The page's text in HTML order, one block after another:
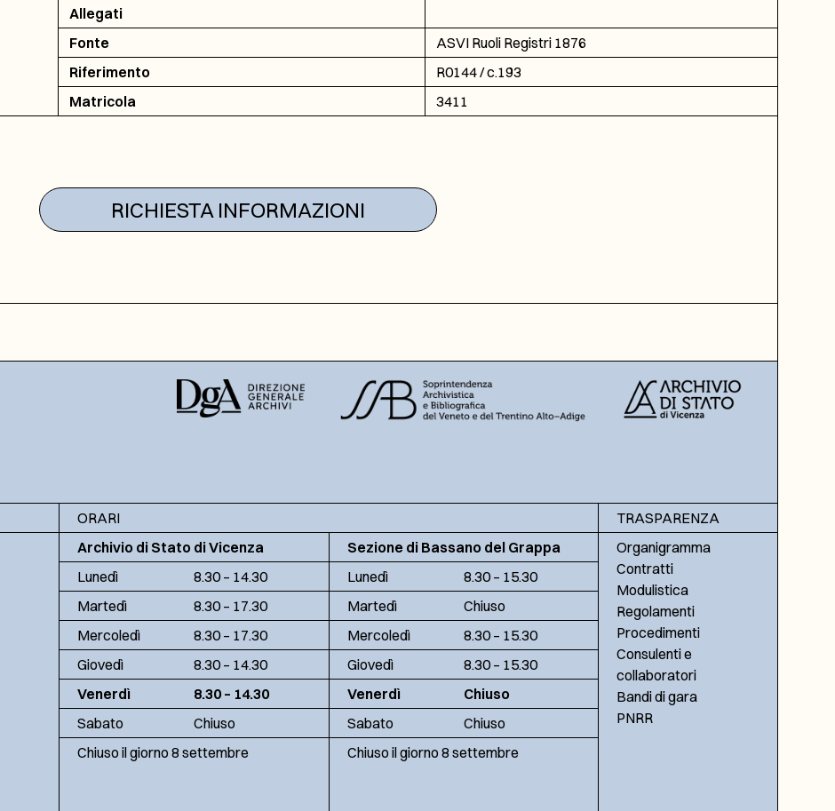
Allegati
Fonte
ASVI Ruoli Registri 1876
Riferimento
R0144 / c.193
Matricola
3411
RICHIESTA INFORMAZIONI
ORARI
Archivio di Stato di Vicenza
Lunedì
8.30 – 14.30
Martedì
8.30 – 17.30
Mercoledì
8.30 – 17.30
Giovedì
8.30 – 14.30
Venerdì
8.30 – 14.30
Sabato
Chiuso
Chiuso il giorno 8 settembre
Sezione di Bassano del Grappa
Lunedì
8.30 – 15.30
Martedì
Chiuso
Mercoledì
8.30 – 15.30
Giovedì
8.30 – 15.30
Venerdì
Chiuso
Sabato
Chiuso
Chiuso il giorno 8 settembre
TRASPARENZA
Organigramma
Contratti
Modulistica
Regolamenti
Procedimenti
Consulenti e
collaboratori
Bandi di gara
PNRR